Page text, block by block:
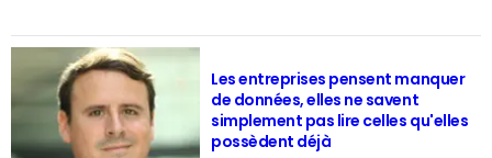
Les entreprises pensent manquer
de données, elles ne savent
simplement pas lire celles qu'elles
possèdent déjà